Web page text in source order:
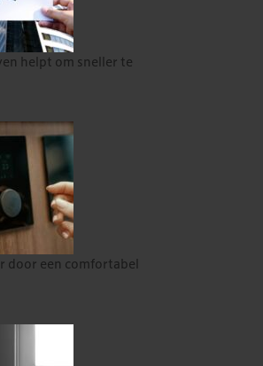
helpt om sneller te
door een comfortabel